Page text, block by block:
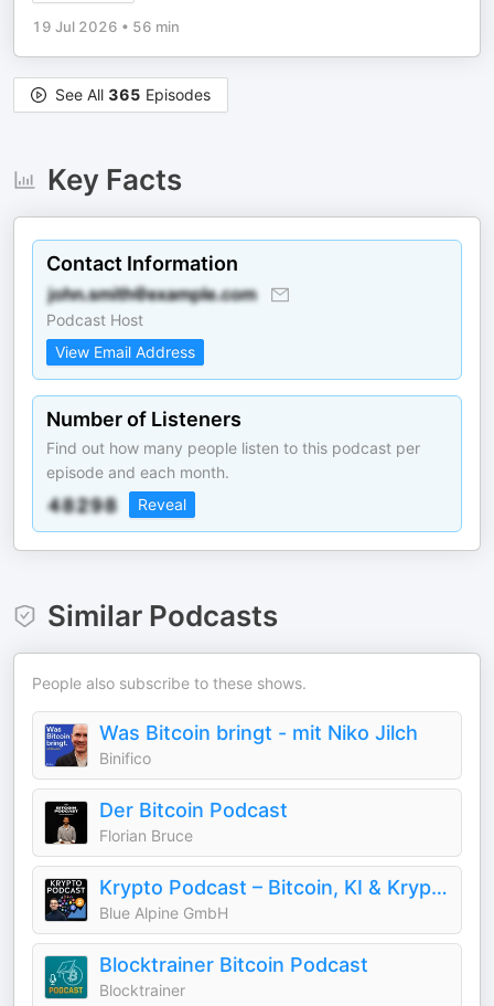
19 Jul 2026 • 56 min
See All 365 Episodes
Key Facts
Contact Information
Podcast Host
View Email Address
Number of Listeners
Find out how many people listen to this podcast per
episode and each month.
Reveal
Similar Podcasts
People also subscribe to these shows.
Was Bitcoin bringt - mit Niko Jilch
Binifico
Der Bitcoin Podcast
Florian Bruce
Krypto Podcast – Bitcoin, KI & Krypto News und CBDC, RWA, Tokenisierung & Stablecoin Analyse für den DACH Markt
Blue Alpine GmbH
Blocktrainer Bitcoin Podcast
Blocktrainer